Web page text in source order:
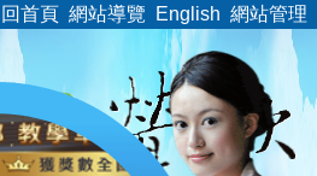
回首頁 網站導覽 English 網站管理